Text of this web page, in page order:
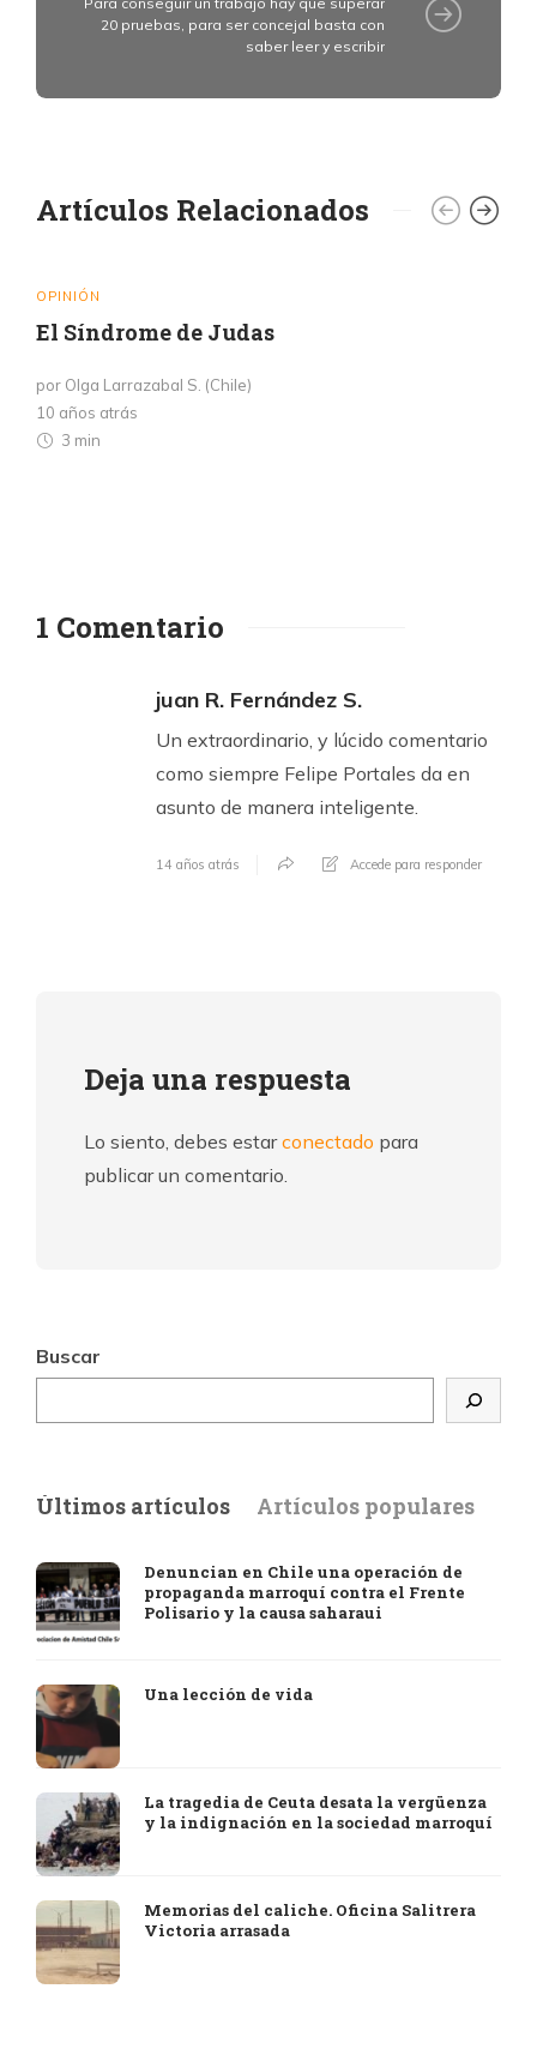
20 pruebas, para ser concejal basta con
saber leer y escribir
Artículos Relacionados
OPINIÓN
El Síndrome de Judas
por Olga Larrazabal S. (Chile)
10 años atrás
3 min
1 Comentario
juan R. Fernández S.
Un extraordinario, y lúcido comentario
como siempre Felipe Portales da en
asunto de manera inteligente.
14 años atrás Accede para responder
Deja una respuesta
Lo siento, debes estarconectado para
publicar un comentario.
Buscar
Últimos artículos Artículos populares
Denuncian en Chile una operación de
propaganda marroquí contra el Frente
Polisario y la causa saharaui
Una lección de vida
La tragedia de Ceuta desata la vergüenza
y la indignación en la sociedad marroquí
Memorias del caliche. Oficina Salitrera
Victoria arrasada